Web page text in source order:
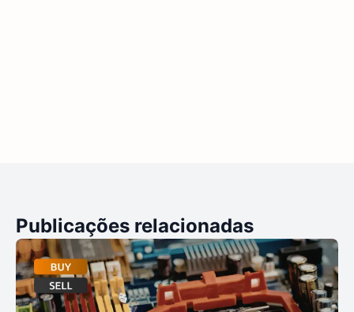
Publicações relacionadas